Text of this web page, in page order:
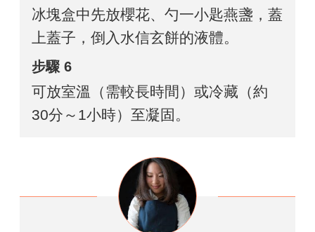
冰塊盒中先放櫻花、勺一小匙燕盞，蓋
上蓋子，倒入水信玄餅的液體。
步驟 6
可放室溫（需較長時間）或冷藏（約
30分～1小時）至凝固。